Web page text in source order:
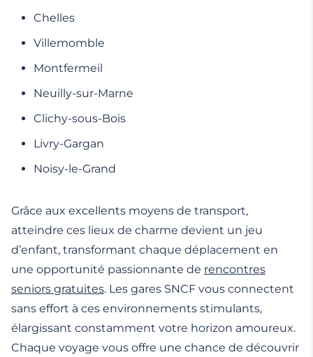
Chelles
Villemomble
Montfermeil
Neuilly-sur-Marne
Clichy-sous-Bois
Livry-Gargan
Noisy-le-Grand
Grâce aux excellents moyens de transport,
atteindre ces lieux de charme devient un jeu
d’enfant, transformant chaque déplacement en
une opportunité passionnante de rencontres
seniors gratuites. Les gares SNCF vous connectent
sans effort à ces environnements stimulants,
élargissant constamment votre horizon amoureux.
Chaque voyage vous offre une chance de découvrir